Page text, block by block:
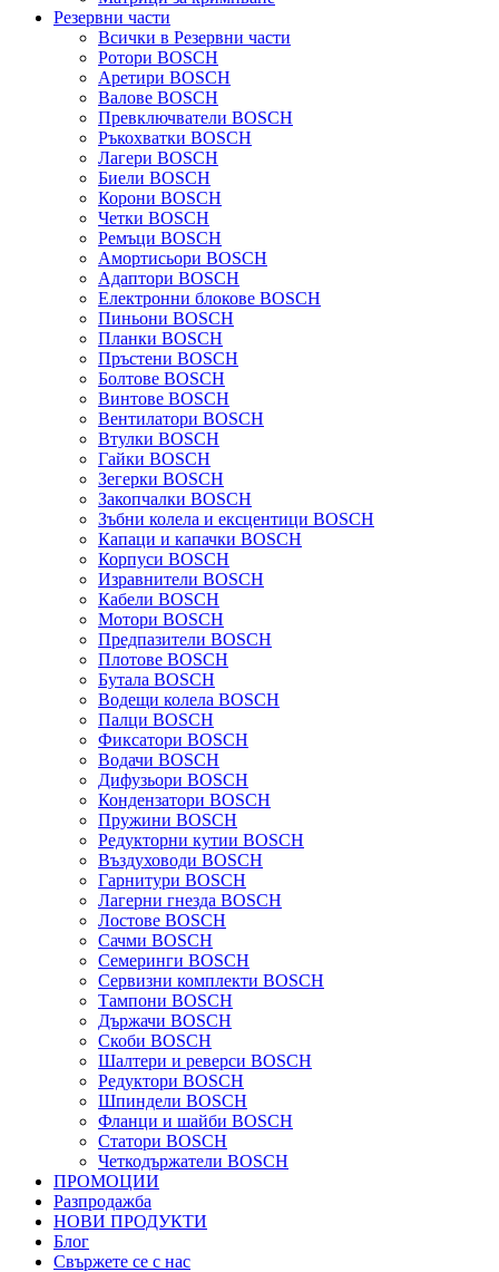
Резервни части
Всички в Резервни части
Ротори BOSCH
Аретири BOSCH
Валове BOSCH
Превключватели BOSCH
Ръкохватки BOSCH
Лагери BOSCH
Биели BOSCH
Корони BOSCH
Четки BOSCH
Ремъци BOSCH
Амортисьори BOSCH
Адаптори BOSCH
Електронни блокове BOSCH
Пиньони BOSCH
Планки BOSCH
Пръстени BOSCH
Болтове BOSCH
Винтове BOSCH
Вентилатори BOSCH
Втулки BOSCH
Гайки BOSCH
Зегерки BOSCH
Закопчалки BOSCH
Зъбни колела и ексцентици BOSCH
Капаци и капачки BOSCH
Корпуси BOSCH
Изравнители BOSCH
Кабели BOSCH
Мотори BOSCH
Предпазители BOSCH
Плотове BOSCH
Бутала BOSCH
Водещи колела BOSCH
Палци BOSCH
Фиксатори BOSCH
Водачи BOSCH
Дифузьори BOSCH
Кондензатори BOSCH
Пружини BOSCH
Редукторни кутии BOSCH
Въздуховоди BOSCH
Гарнитури BOSCH
Лагерни гнезда BOSCH
Лостове BOSCH
Сачми BOSCH
Семеринги BOSCH
Сервизни комплекти BOSCH
Тампони BOSCH
Държачи BOSCH
Скоби BOSCH
Шалтери и реверси BOSCH
Редуктори BOSCH
Шпиндели BOSCH
Фланци и шайби BOSCH
Статори BOSCH
Четкодържатели BOSCH
ПРОМОЦИИ
Разпродажба
НОВИ ПРОДУКТИ
Блог
Свържете се с нас